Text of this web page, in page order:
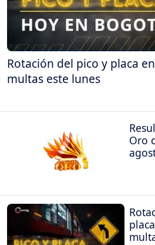
Rotación del pico y placa
multas este lunes
Oro